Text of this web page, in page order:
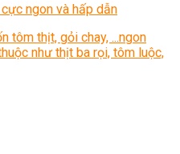
ngon và hấp dẫn
tôm thịt, gỏi chay, ...ngon
như thịt ba rọi, tôm luộc,